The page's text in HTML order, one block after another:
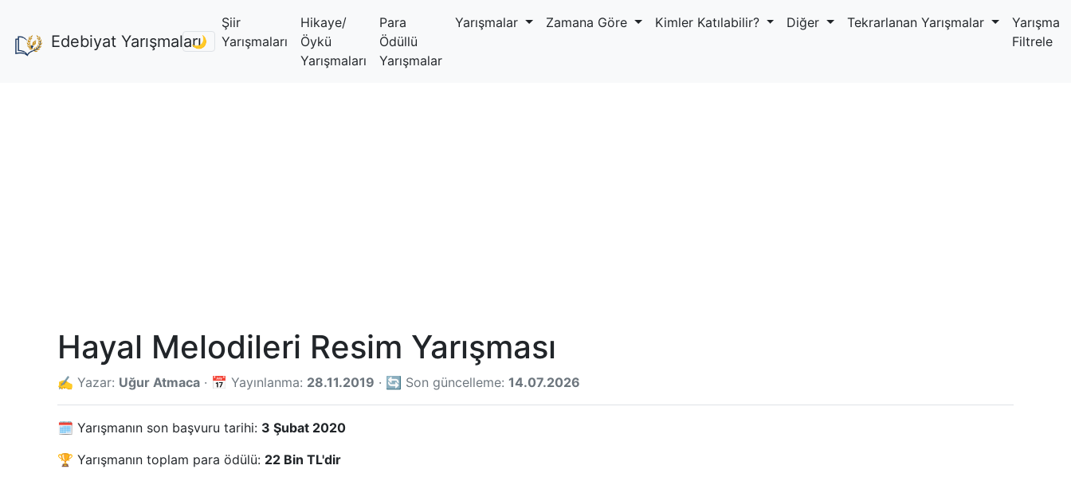
Edebiyat Yarışmaları
🌙
Şiir
Yarışmaları
Hikaye/
Öykü
Yarışmaları
Para
Ödüllü
Yarışmalar
Yarışmalar Zamana Göre Kimler Katılabilir? Diğer Tekrarlanan Yarışmalar
Yarışma
Filtrele
Hayal Melodileri Resim Yarışması
✍️ Yazar: Uğur Atmaca · 📅 Yayınlanma: 28.11.2019 · 🔄 Son güncelleme: 14.07.2026
🗓️ Yarışmanın son başvuru tarihi: 3 Şubat 2020
🏆 Yarışmanın toplam para ödülü: 22 Bin TL'dir